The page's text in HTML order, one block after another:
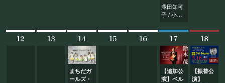
よくある質問
プライバシーポリシー
キャンセルポリシー
田洋司
すりLive
In まほろ
澤田知可
子 / 小野
バラ健太
村井國夫
12 13 14
まちだガ
ールズ・
15 16 17
【追加公
演】ベル
18
【振替公
演】